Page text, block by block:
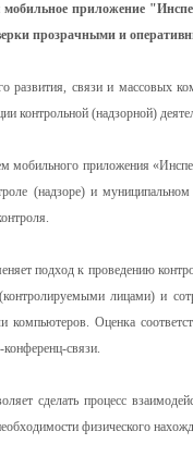
мобильное приложение
прозрачными и
развития, связи и массовых
контрольной (надзорной)
мобильного приложения
(надзоре) и муниципальном
подход к проведению
(контролируемыми лицами) и
Оценка
связи.
сделать процесс
физического